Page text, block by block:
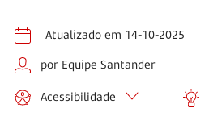
Atualizado em 14-10-2025
por Equipe Santander
Acessibilidade